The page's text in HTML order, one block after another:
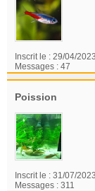
Inscrit le : 29/04/2023
Messages : 47
Poission
Inscrit le : 31/07/2023
Messages : 311